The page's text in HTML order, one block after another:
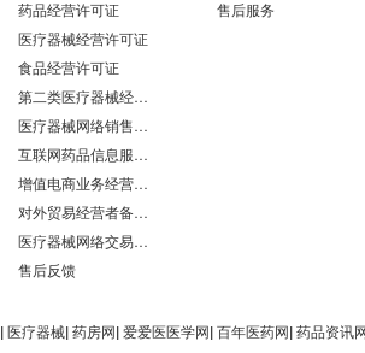
药品经营许可证
医疗器械经营许可证
食品经营许可证
第二类医疗器械经营备案凭证
医疗器械网络销售备案
互联网药品信息服务资格证书
增值电商业务经营许可证
对外贸易经营者备案登记表/海关报关单位注册登记证书
医疗器械网络交易服务第三方平台备案凭证
售后反馈
售后服务
| 医疗器械| 药房网| 爱爱医医学网| 百年医药网| 药品资讯